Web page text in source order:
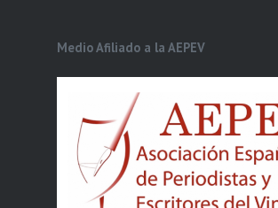
Medio Afiliado a la AEPEV